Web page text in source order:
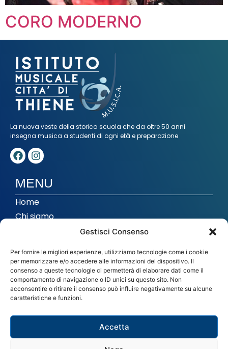
Gestisci Consenso
Per fornire le migliori esperienze, utilizziamo tecnologie come i cookie
per memorizzare e/o accedere alle informazioni del dispositivo. Il
consenso a queste tecnologie ci permetterà di elaborare dati come il
comportamento di navigazione o ID unici su questo sito. Non
acconsentire o ritirare il consenso può influire negativamente su alcune
caratteristiche e funzioni.
Accetta
CORO MODERNO
La nuova veste della storica scuola che da oltre 50 anni
insegna musica a studenti di ogni età e preparazione
MENU
Home
Chi siamo
Studio di registrazione
In evidenza
0445 364102